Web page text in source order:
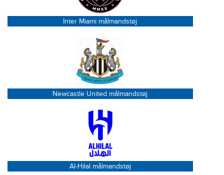
Inter Miami målmandstøj
Newcastle United målmandstøj
Al-Hilal målmandstøj